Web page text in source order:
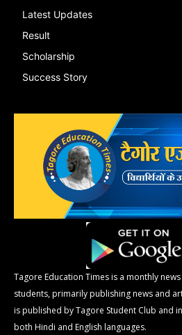
Latest Updates
Result
Scholarship
Success Story
Tagore Education Times is a monthly
students, primarily publishing news and
is published by Tagore Student Club and
both Hindi and English languages.